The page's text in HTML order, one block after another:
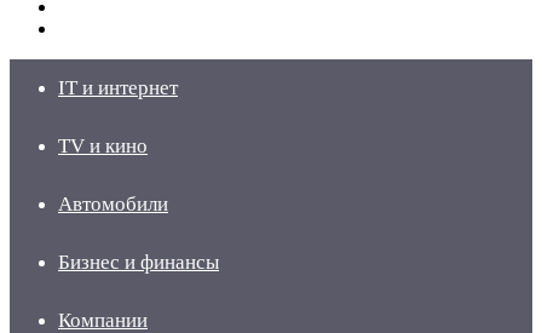
IT и интернет
TV и кино
Автомобили
Бизнес и финансы
Компании